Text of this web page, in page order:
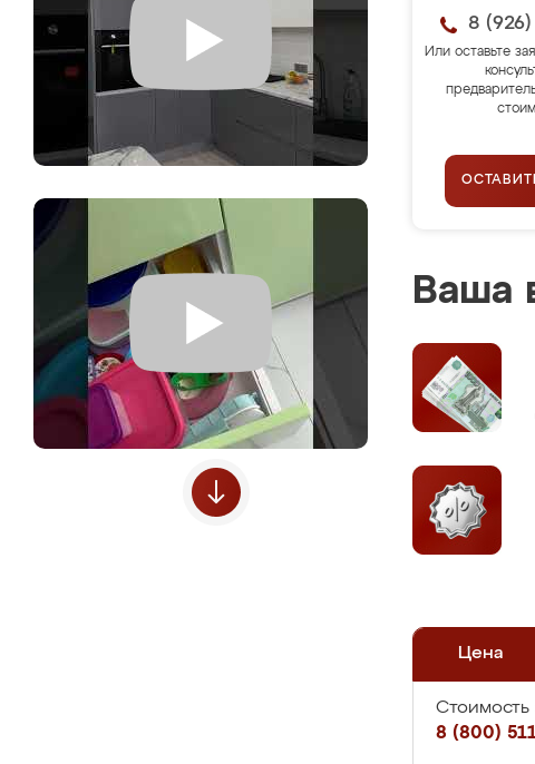
8 (926)
Или оставьте
Ваша
Цена
Стоимость
8 (800)